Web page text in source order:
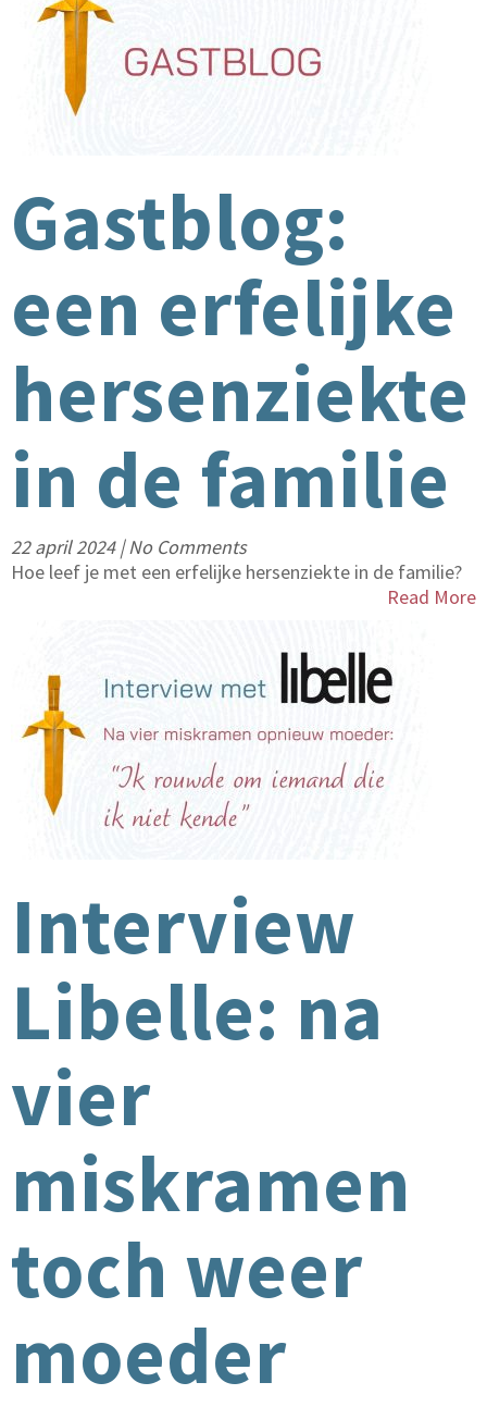
Gastblog:
een erfelijke
hersenziekte
in de familie
22 april 2024 |No Comments
Hoe leef je met een erfelijke hersenziekte in de familie?
Read More
Interview
Libelle: na
vier
miskramen
toch weer
moeder